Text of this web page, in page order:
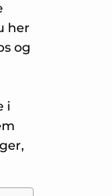
her
og
i